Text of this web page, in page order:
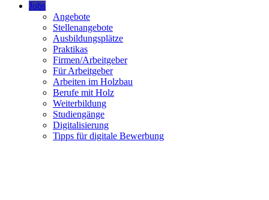
Jobs
Angebote
Stellenangebote
Ausbildungsplätze
Praktikas
Firmen/Arbeitgeber
Für Arbeitgeber
Arbeiten im Holzbau
Berufe mit Holz
Weiterbildung
Studiengänge
Digitalisierung
Tipps für digitale Bewerbung